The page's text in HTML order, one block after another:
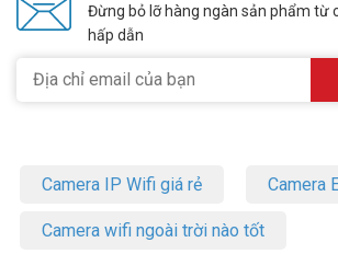
Đừng bỏ lỡ hàng ngàn sản phẩm từ
hấp dẫn
Camera IP Wifi giá rẻ Camera
Camera wifi ngoài trời nào tốt